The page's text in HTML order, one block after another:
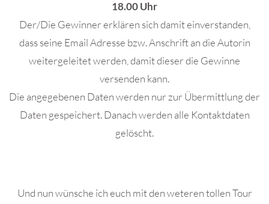
18.00 Uhr
Der/Die Gewinner erklären sich damit einverstanden,
dass seine Email Adresse bzw. Anschrift an die Autorin
weitergeleitet werden, damit dieser die Gewinne
versenden kann.
Die angegebenen Daten werden nur zur Übermittlung der
Daten gespeichert. Danach werden alle Kontaktdaten
gelöscht.
Und nun wünsche ich euch mit den weteren tollen Tour